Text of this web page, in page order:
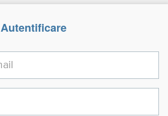
Autentificare